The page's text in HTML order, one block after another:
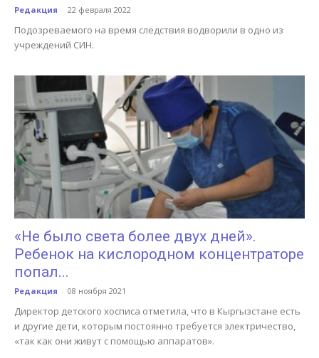
Редакция - 22 февраля 2022
Подозреваемого на время следствия водворили в одно из
учреждений СИН.
«Не было света более двух дней».
Ребенок на кислородном концентраторе
попал...
Редакция - 08 ноября 2021
Директор детского хосписа отметила, что в Кыргызстане есть
и другие дети, которым постоянно требуется электричество,
«так как они живут с помощью аппаратов».